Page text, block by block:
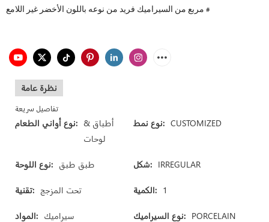
مربع من السيراميك فريد من نوعه باللون الأخضر غير اللامع #
نظرة عامة
تفاصيل سريعة
نوع أواني الطعام: أطباق &
لوحات
نوع نمط: CUSTOMIZED
نوع اللوحة: طبق طبق شكل: IRREGULAR
تقنية: تحت المزجج الكمية: 1
المواد: سيراميك نوع السيراميك: PORCELAIN